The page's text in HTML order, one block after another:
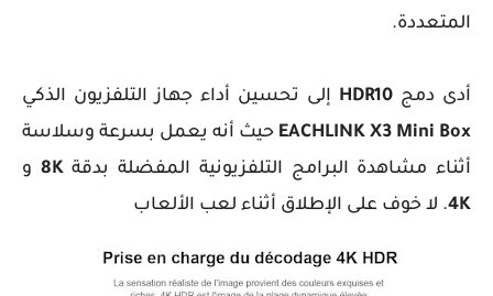
المتعددة.
أدى دمج HDR10 إلى تحسين أداء جهاز التلفزيون الذكي
EACHLINK X3 Mini Box حيث أنه يعمل بسرعة وسلاسة
أثناء مشاهدة البرامج التلفزيونية المفضلة بدقة8K و
4K. لا خوف على الإطلاق أثناء لعب الألعاب